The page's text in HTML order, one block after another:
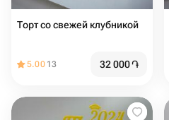
Торт со свежей клубникой
5.00 13 32 000֏